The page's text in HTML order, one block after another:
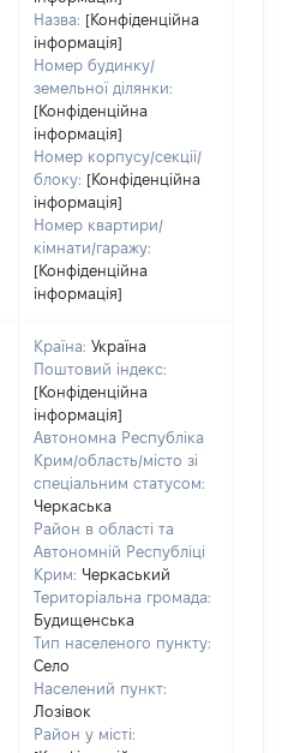
Назва: [Конфіденційна
інформація]
Номер будинку/
земельної ділянки:
[Конфіденційна
інформація]
Номер корпусу/секції/
блоку: [Конфіденційна
інформація]
Номер квартири/
кімнати/гаражу:
[Конфіденційна
інформація]
Країна: Україна
Поштовий індекс:
[Конфіденційна
інформація]
Автономна Республіка
Крим/область/місто зі
спеціальним статусом:
Черкаська
Район в області та
Автономній Республіці
Крим: Черкаський
Територіальна громада:
Будищенська
Тип населеного пункту:
Село
Населений пункт:
Лозівок
Район у місті: